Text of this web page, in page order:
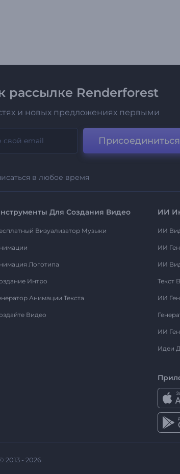
рассылке Renderforest
и новых предложениях первыми
Присоединиться
в любое время
Для Создания Видео
Визуализатор Музыки
Логотипа
Интро
Анимации Текста
Видео
ИИ
ИИ
ИИ
ИИ
Текст
ИИ
ИИ
Идеи
2013 - 2026